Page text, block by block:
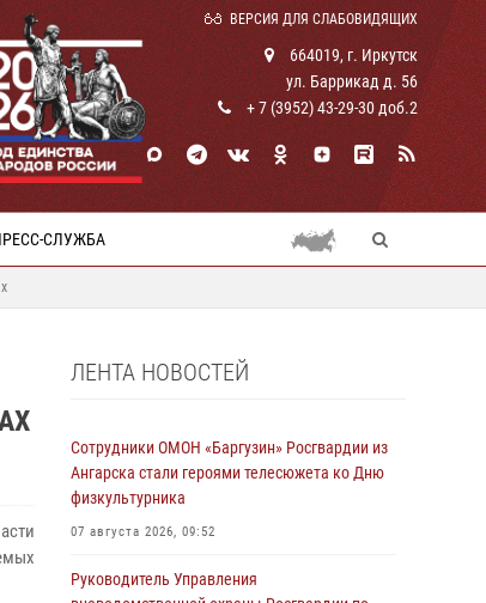
ВЕРСИЯ ДЛЯ СЛАБОВИДЯЩИХ
664019, г. Иркутск
ул. Баррикад д. 56
+ 7 (3952) 43-29-30 доб.2
СЛУЖБА
ЛЕНТА НОВОСТЕЙ
Сотрудники ОМОН «Баргузин» Росгвардии из
Ангарска стали героями телесюжета ко Дню
физкультурника
07 августа 2026, 09:52
Руководитель Управления